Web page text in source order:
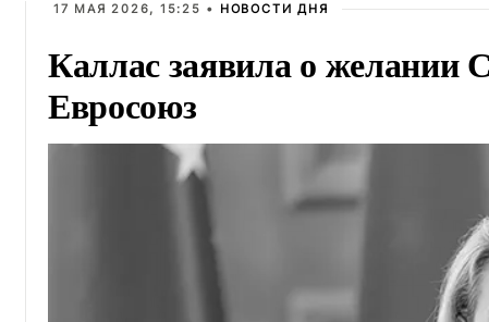
17 МАЯ 2026, 15:25 • НОВОСТИ ДНЯ
Каллас заявила о
Евросоюз